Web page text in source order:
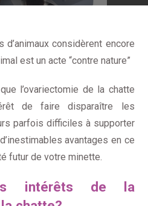
d’animaux considèrent encore
est un acte “contre nature”
l’ovariectomie de la chatte
de faire disparaître les
parfois difficiles à supporter
avantages en ce
futur de votre minette.
intérêts de la